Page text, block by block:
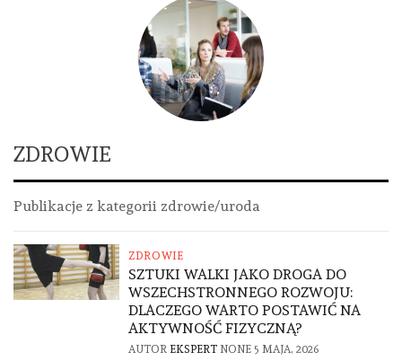
ZDROWIE
Publikacje z kategorii zdrowie/uroda
ZDROWIE
SZTUKI WALKI JAKO DROGA DO
WSZECHSTRONNEGO ROZWOJU:
DLACZEGO WARTO POSTAWIĆ NA
AKTYWNOŚĆ FIZYCZNĄ?
AUTOR EKSPERT NONE 5 MAJA, 2026